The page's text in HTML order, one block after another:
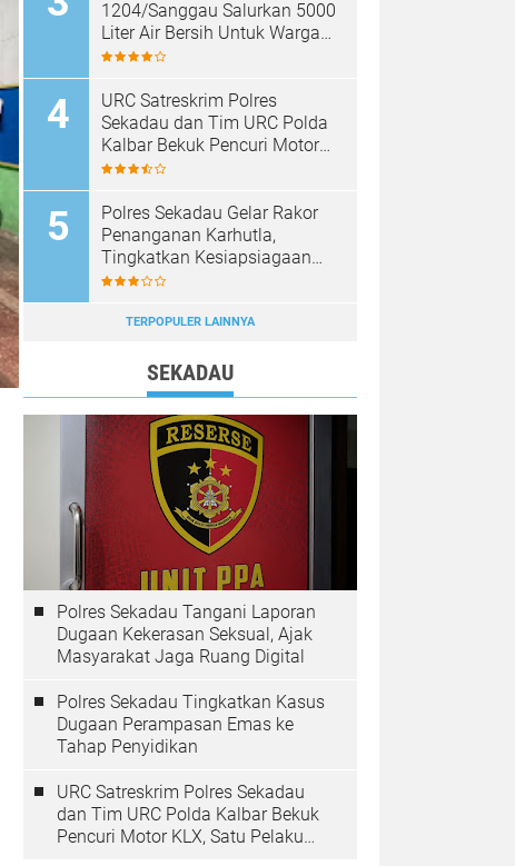
1204/Sanggau Salurkan 5000
Liter Air Bersih Untuk Warga
Desa Entakai
URC Satreskrim Polres
Sekadau dan Tim URC Polda
Kalbar Bekuk Pencuri Motor
KLX, Satu Pelaku Masih
Polres Sekadau Gelar Rakor
Penanganan Karhutla,
Tingkatkan Kesiapsiagaan
Jajaran
TERPOPULER LAINNYA
SEKADAU
Polres Sekadau Tangani Laporan
Dugaan Kekerasan Seksual, Ajak
Masyarakat Jaga Ruang Digital
Polres Sekadau Tingkatkan Kasus
Dugaan Perampasan Emas ke
Tahap Penyidikan
URC Satreskrim Polres Sekadau
dan Tim URC Polda Kalbar Bekuk
Pencuri Motor KLX, Satu Pelaku